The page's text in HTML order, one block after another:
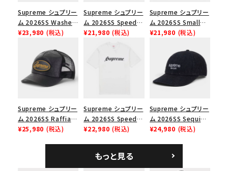
並び順
円 ～
円
在庫のない商品を表示する
絞り込んで検索する
Supreme シュプリー
ム 2026SS Washed
Chino Twill Camp
ノツイル キャンプキャ
ップ ブラック
¥23,980 (税込)
Supreme シュプリー
ム 2026SS Speed
Tee スピードTシャツ
¥21,980 (税込)
Supreme シュプリー
ム 2026SS Small
Box Tee スモールボ
¥21,980 (税込)
Supreme シュプリー
ム 2026SS Raffia
Mesh Back 5-Panel
¥25,980 (税込)
Supreme シュプリー
ム 2026SS Speed
Tee スピードTシャツ
¥22,980 (税込)
Supreme シュプリー
ム 2026SS Sequin
Denim Classic
シックロゴ 6パネルキ
ャップ ブラック
¥24,980 (税込)
もっと見る